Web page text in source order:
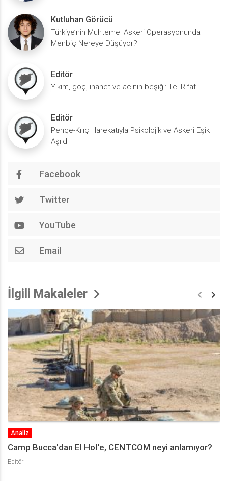
Kutluhan Görücü
Türkiye’nin Muhtemel Askeri Operasyonunda
Menbiç Nereye Düşüyor?
Editör
Yıkım, göç, ihanet ve acının beşiği: Tel Rıfat
Editör
Pençe-Kılıç Harekatıyla Psikolojik ve Askeri Eşik
Aşıldı
Facebook
Twitter
YouTube
Email
İlgili Makaleler
Türkiye’nin Suriye Politikası ve 2023